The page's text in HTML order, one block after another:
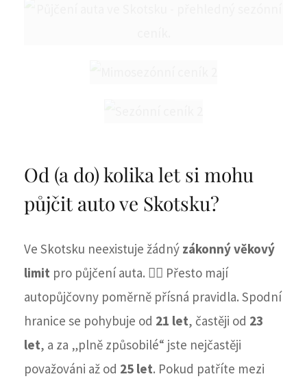
Od (a do) kolika let si mohu
půjčit auto ve Skotsku?
Ve Skotsku neexistuje žádný zákonný věkový
limit pro půjčení auta. 🧑‍⚖️ Přesto mají
autopůjčovny poměrně přísná pravidla. Spodní
hranice se pohybuje od 21 let, častěji od 23
let, a za „plně způsobilé“ jste nejčastěji
považováni až od 25 let. Pokud patříte mezi